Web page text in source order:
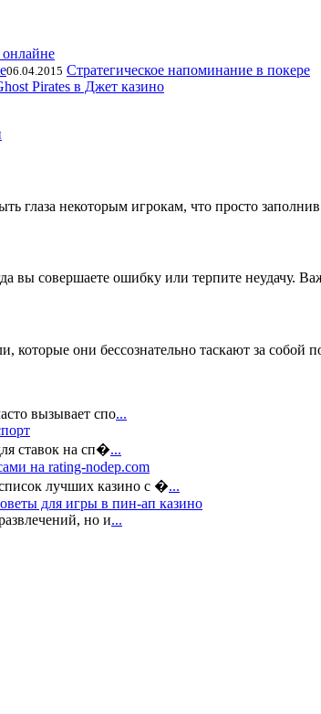
06.04.2015 Стратегическое напоминание в покере
Pirates в Джет казино
глаза некоторым игрокам, что просто
вы совершаете ошибку или терпите неудачу.
которые они бессознательно таскают за собой
вызывает спо...
ставок на сп�...
на rating-nodep.com
лучших казино с �...
для игры в пин-ап казино
но и...